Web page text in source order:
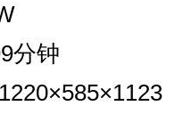
分钟